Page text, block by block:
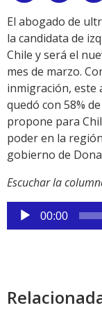
El abogado de
la candidata de
Chile y será el
mes de marzo.
inmigración, este
quedó con 58%
propone para
poder en la
gobierno de
Escuchar la
Reproductor
de
00:00